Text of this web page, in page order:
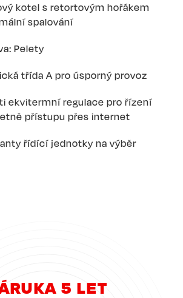
kotel s retortovým hořákem
spalování
Pelety
třída A pro úsporný provoz
ekvitermní regulace pro řízení
přístupu přes internet
řídící jednotky na výběr
5 LET